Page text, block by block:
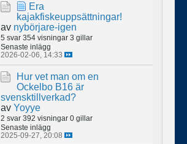
Era
kajakfiskeuppsättningar!
av nybörjare-igen
5 svar 354 visningar 3 gillar
Senaste inlägg
2026-02-06, 14:33
Hur vet man om en
Ockelbo B16 är
svensktillverkad?
av Yoyye
2 svar 392 visningar 0 gillar
Senaste inlägg
2025-09-27, 20:08